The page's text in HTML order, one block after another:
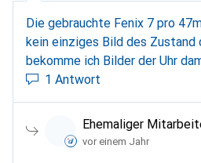
Die gebrauchte Fenix 7 pro
kein einziges Bild des Zustand
bekomme ich Bilder der Uhr
Zustand wirklich ist? VIelen
1 Antwort
Ehemaliger
vor einem Jahr